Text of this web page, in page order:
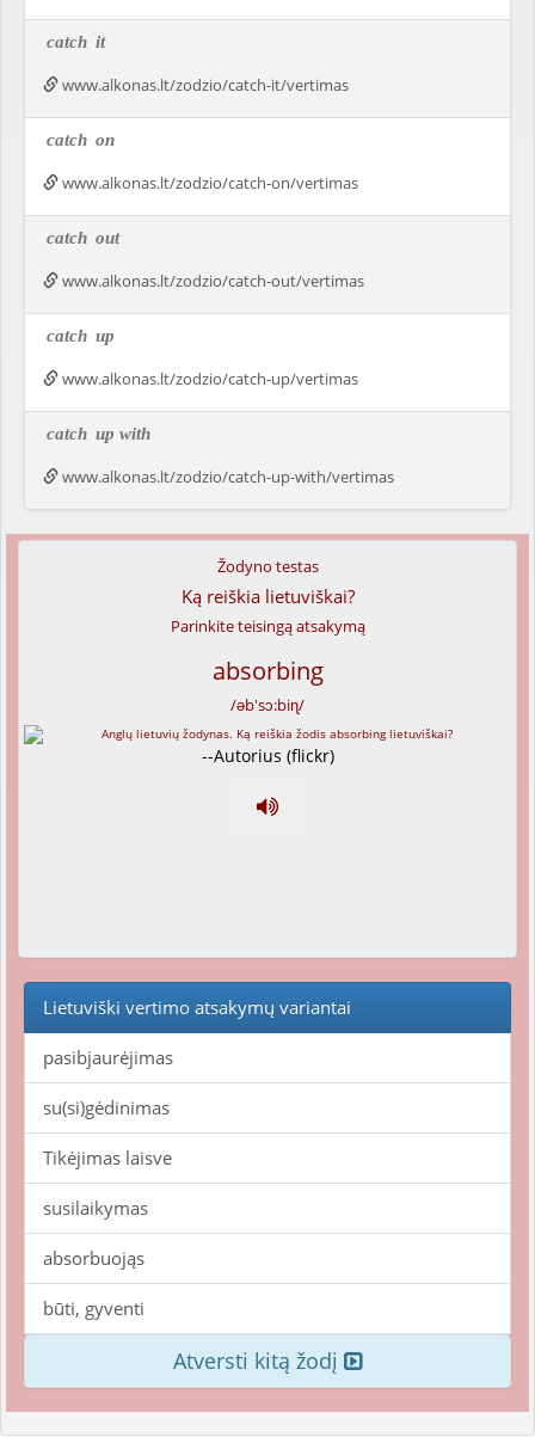
catch it
www.alkonas.lt/zodzio/catch-it/vertimas
catch on
www.alkonas.lt/zodzio/catch-on/vertimas
catch out
www.alkonas.lt/zodzio/catch-out/vertimas
catch up
www.alkonas.lt/zodzio/catch-up/vertimas
catch up with
www.alkonas.lt/zodzio/catch-up-with/vertimas
Žodyno testas
Ką reiškia lietuviškai?
Parinkite teisingą atsakymą
absorbing
/əb'sɔ:biɳ/
--Autorius (flickr)
Lietuviški vertimo atsakymų variantai
pasibjaurėjimas
su(si)gėdinimas
Tikėjimas laisve
susilaikymas
absorbuojąs
būti, gyventi
Atversti kitą žodį